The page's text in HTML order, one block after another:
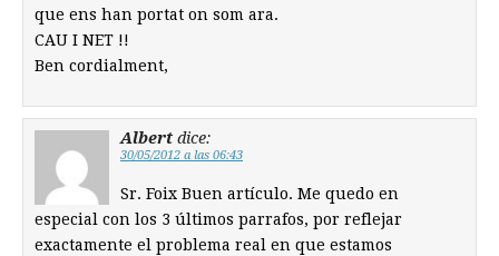
que ens han portat on som ara.
CAU I NET !!
Ben cordialment,
Albert dice:
30/05/2012 a las 06:43
Sr. Foix Buen artículo. Me quedo en
especial con los 3 últimos parrafos, por reflejar
exactamente el problema real en que estamos